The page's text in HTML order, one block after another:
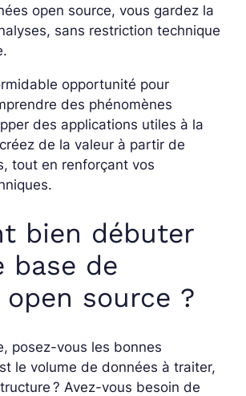
open source, vous gardez la
sans restriction technique
opportunité pour
des phénomènes
des applications utiles à la
de la valeur à partir de
tout en renforçant vos
bien débuter
base de
open source ?
posez-vous les bonnes
le volume de données à traiter,
? Avez-vous besoin de